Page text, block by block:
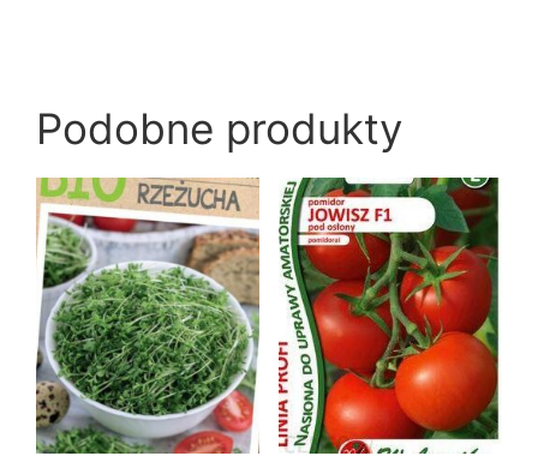
Podobne produkty